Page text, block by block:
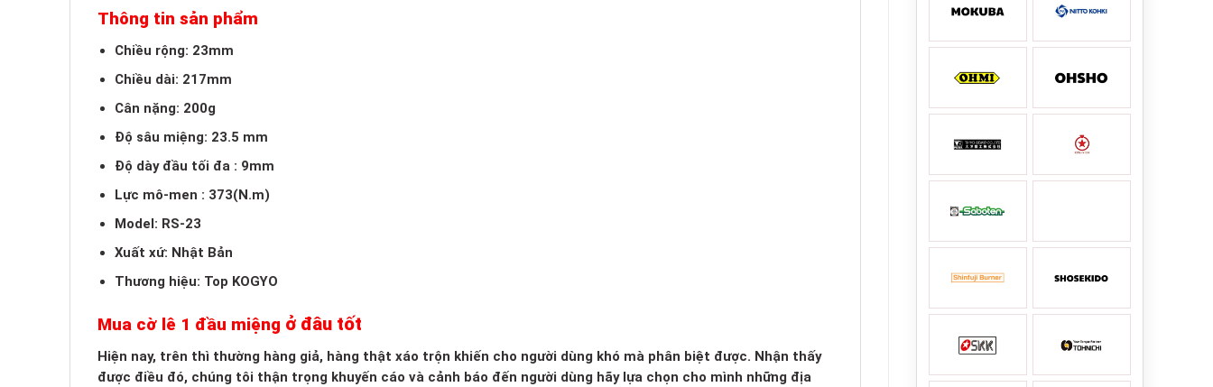
Thông tin sản phẩm
Chiều rộng: 23mm
Chiều dài: 217mm
Cân nặng: 200g
Độ sâu miệng: 23.5 mm
Độ dày đầu tối đa : 9mm
Lực mô-men : 373(N.m)
Model: RS-23
Xuất xứ: Nhật Bản
Thương hiệu: Top KOGYO
Mua cờ lê 1 đầu miệng ở đâu tốt
Hiện nay, trên thì thường hàng giả, hàng thật xáo trộn khiến cho người dùng khó mà phân biệt được. Nhận thấy
được điều đó, chúng tôi thận trọng khuyến cáo và cảnh báo đến người dùng hãy lựa chọn cho mình những địa